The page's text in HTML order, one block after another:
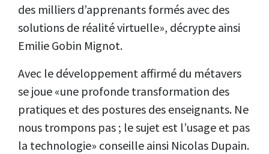
des milliers d’apprenants formés avec des
solutions de réalité virtuelle», décrypte ainsi
Emilie Gobin Mignot.
Avec le développement affirmé du métavers
se joue «une profonde transformation des
pratiques et des postures des enseignants. Ne
nous trompons pas ; le sujet est l’usage et pas
la technologie» conseille ainsi Nicolas Dupain.